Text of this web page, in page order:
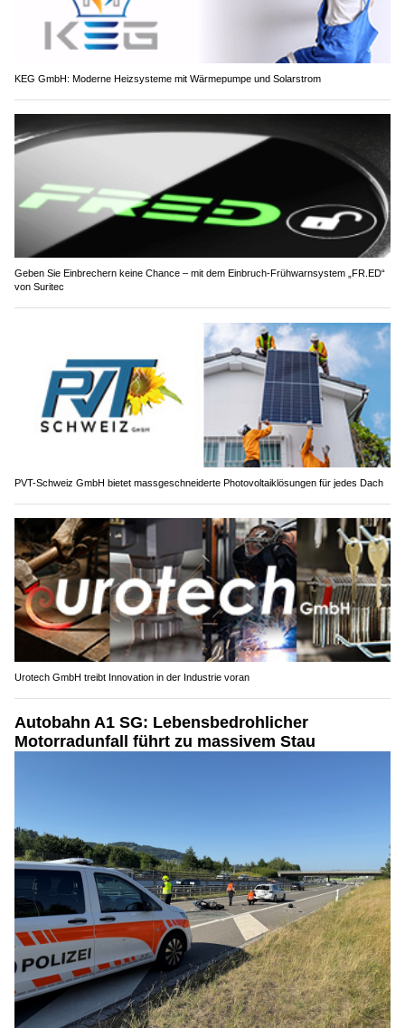
KEG GmbH: Moderne Heizsysteme mit Wärmepumpe und Solarstrom
Geben Sie Einbrechern keine Chance – mit dem Einbruch-Frühwarnsystem „FR.ED“
von Suritec
PVT-Schweiz GmbH bietet massgeschneiderte Photovoltaiklösungen für jedes Dach
Urotech GmbH treibt Innovation in der Industrie voran
Autobahn A1 SG: Lebensbedrohlicher
Motorradunfall führt zu massivem Stau